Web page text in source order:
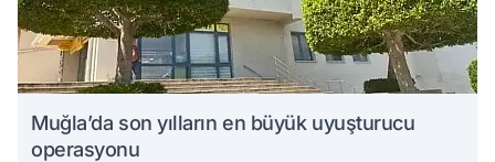
Muğla’da son yılların en büyük uyuşturucu
operasyonu